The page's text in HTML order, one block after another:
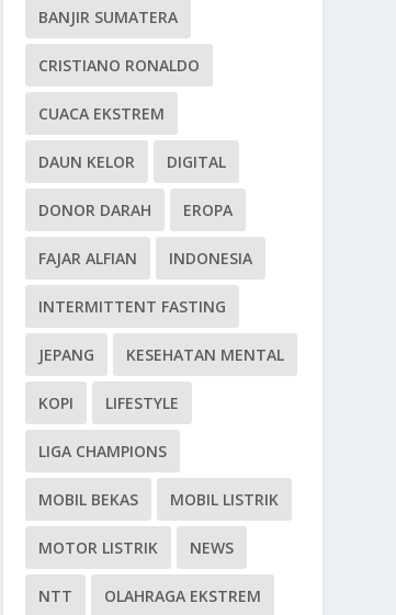
BANJIR SUMATERA
CRISTIANO RONALDO
CUACA EKSTREM
DAUN KELOR DIGITAL
DONOR DARAH EROPA
FAJAR ALFIAN INDONESIA
INTERMITTENT FASTING
JEPANG KESEHATAN MENTAL
KOPI LIFESTYLE
LIGA CHAMPIONS
MOBIL BEKAS MOBIL LISTRIK
MOTOR LISTRIK NEWS
NTT OLAHRAGA EKSTREM